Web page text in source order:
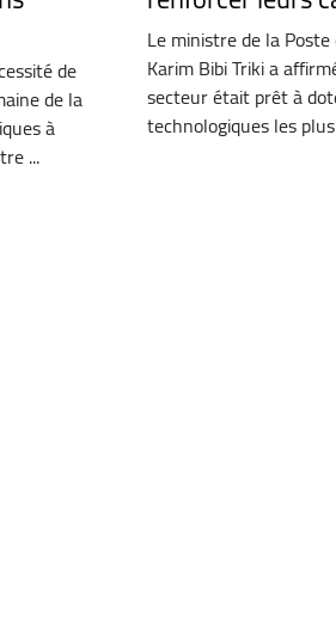
de
de la
à
...
Le ministre de la
Karim Bibi Triki a
secteur était prêt à
technologiques les